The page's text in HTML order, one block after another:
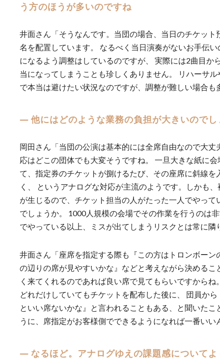
う方のほうが多いのですね
井面さん「そうなんです。当団の場合、当日のチケット
名を配置しています。 なるべく当日演奏がないお手伝
になるよう調整はしているのですが、 実際には2曲目か
当になってしまうことも珍しくありません。 リハーサ
で本当は避けたい状況なのですが、調整が難しい場合
― 他にはどのような業務の負担が大きいのでし
岡田さん「当団の公演は基本的には全席自由なので大丈
応はどこの団体でも大変そうですね。 一旦大きな紙に
て、指定券のチケットが捌けるたび、その座席に斜線を
く、 というアナログな対応が主流のようです。しかも
が生じるので、チケット担当の人がたった一人でやって
でしょうか。 1000人規模の会場でその作業を行うのは
でやっている以上、ミスが出てしまうリスクとは常に隣
井面さん「座席を指定する際も『この方はトロンボーン
の辺りの席が見やすいかな』などと考えながら決めるこ
く来てくれるのであれば良い席で見てもらいですから
どれだけしていてもチケットを配布した後に、 団員か
といい席ないかな』と言われることもある、と聞いたこ
うに、席指定がお客様側でできるようになれば一番いい
― なるほど。アナログゆえの課題感について